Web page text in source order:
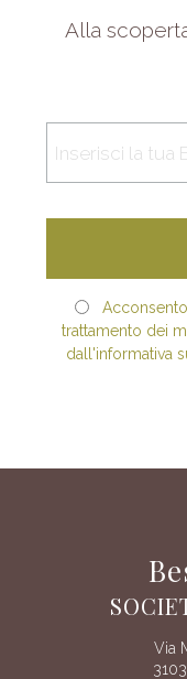
Alla
trattamento dei
dall'informativa
Via